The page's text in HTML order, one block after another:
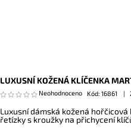
LUXUSNÍ KOŽENÁ KLÍČENKA
Neohodnoceno Kód: 16861
Luxusní dámská kožená
řetízky s kroužky na přichycení